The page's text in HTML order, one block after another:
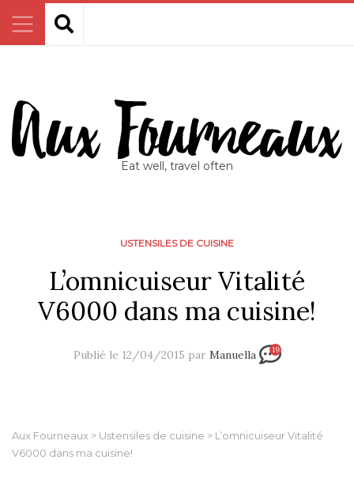
Eat well, travel often
USTENSILES DE CUISINE
L’omnicuiseur Vitalité
V6000 dans ma cuisine!
Publié le 12/04/2015 par Manuella 19
Aux Fourneaux > Ustensiles de cuisine > L’omnicuiseur Vitalité
V6000 dans ma cuisine!